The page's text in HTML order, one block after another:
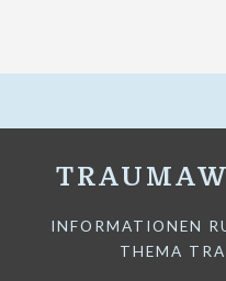
INFORMATIONEN
THEMA